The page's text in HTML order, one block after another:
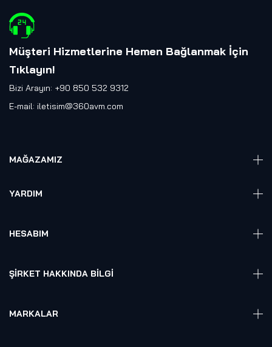
Müşteri Hizmetlerine Hemen Bağlanmak İçin
Tıklayın!
Bizi Arayın: +90 850 532 9312
E-mail: iletisim@360avm.com
MAĞAZAMIZ
VR Ready PC
Elektronik
YARDIM
HESABIM
Sepet
ŞIRKET HAKKINDA BILGI
Referanslarımız
MARKALAR